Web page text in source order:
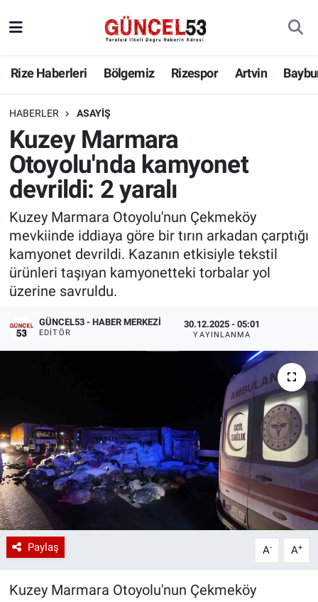
Rize Haberleri Bölgemiz Rizespor Artvin
HABERLER ASAYIŞ
Kuzey Marmara
Otoyolu'nda kamyonet
devrildi: 2 yaralı
Kuzey Marmara Otoyolu'nun Çekmeköy
mevkiinde iddiaya göre bir tırın arkadan çarptığı
kamyonet devrildi. Kazanın etkisiyle tekstil
ürünleri taşıyan kamyonetteki torbalar yol
üzerine savruldu.
GÜNCEL53 - HABER MERKEZI
EDITÖR
30.12.2025 - 05:01
YAYINLANMA
Paylaş A- A+
Kuzey Marmara Otoyolu'nun Çekmeköy